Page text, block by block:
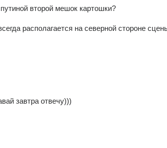
второй мешок картошки?
располагается на северной стороне
завтра отвечу)))